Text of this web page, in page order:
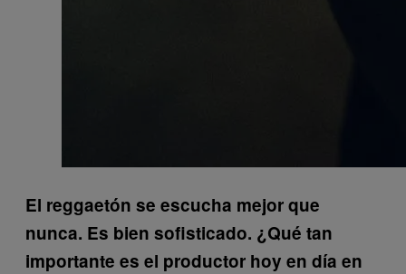
El reggaetón se escucha mejor que
nunca. Es bien sofisticado. ¿Qué tan
importante es el productor hoy en día en